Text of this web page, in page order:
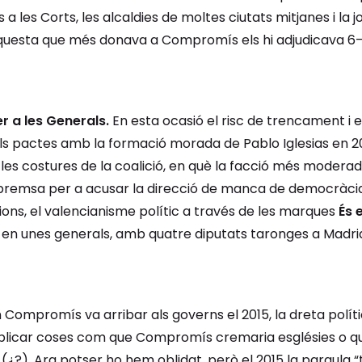
les Corts, les alcaldies de moltes ciutats mitjanes i la
que més donava a Compromís els hi adjudicava
a les Generals.En esta ocasió el risc de trencament i
pactes amb la formació morada de Pablo Iglesias en
costures de la coalició, en què la facció més
per a acusar la direcció de manca de
el valencianisme polític a través de les marques És
unes generals, amb quatre diputats taronges a
va arribar als governs el 2015, la dreta
coses com que Compromís cremaria esglésies o